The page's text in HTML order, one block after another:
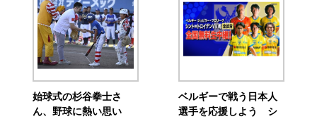
始球式の杉谷拳士さ
ん、野球に熱い思い
ベルギーで戦う日本人
選手を応援しよう シ